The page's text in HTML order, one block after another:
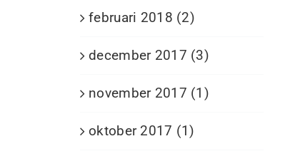
februari 2018 (2)
december 2017 (3)
november 2017 (1)
oktober 2017 (1)